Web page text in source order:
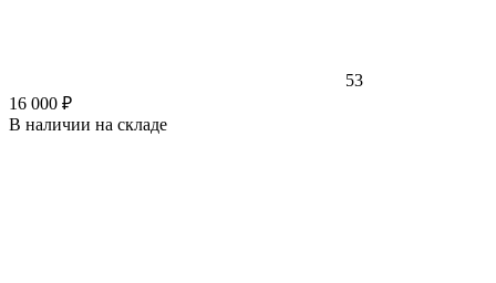
53
16 000 ₽
В наличии на складе